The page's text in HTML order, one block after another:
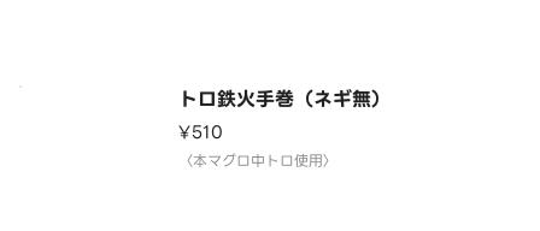
トロ鉄火手巻（ネギ無）
¥510
〈本マグロ中トロ使用〉